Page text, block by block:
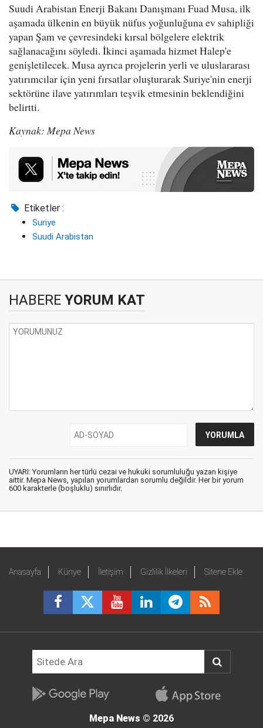
Suudi Arabistan Enerji Bakanı Danışmanı Fuad Musa, ilk
aşamada ülkenin en büyük nüfus yoğunluğuna ev sahipliği
yapan Şam ve çevresindeki kırsal bölgelere elektrik
sağlanacağını söyledi. İkinci aşamada hizmet Halep'e
genişletilecek. Musa ayrıca projelerin yerli ve uluslararası
yatırımcılar için yeni fırsatlar oluşturarak Suriye'nin enerji
sektörüne ilave yatırımları teşvik etmesinin beklendiğini
belirtti.
Kaynak: Mepa News
Etiketler :
Suriye
Suudi Arabistan
HABERE YORUM KAT
UYARI: Yorumların her türlü cezai ve hukuki sorumluluğu yazan kişiye
aittir. Mepa News, yapılan yorumlardan sorumlu değildir. Her bir yorum
600 karakterle (boşluklu) sınırlıdır.
Anasayfa Künye İletişim Gizlilik İlkeleri Sitene Ekle
Mepa News © 2026